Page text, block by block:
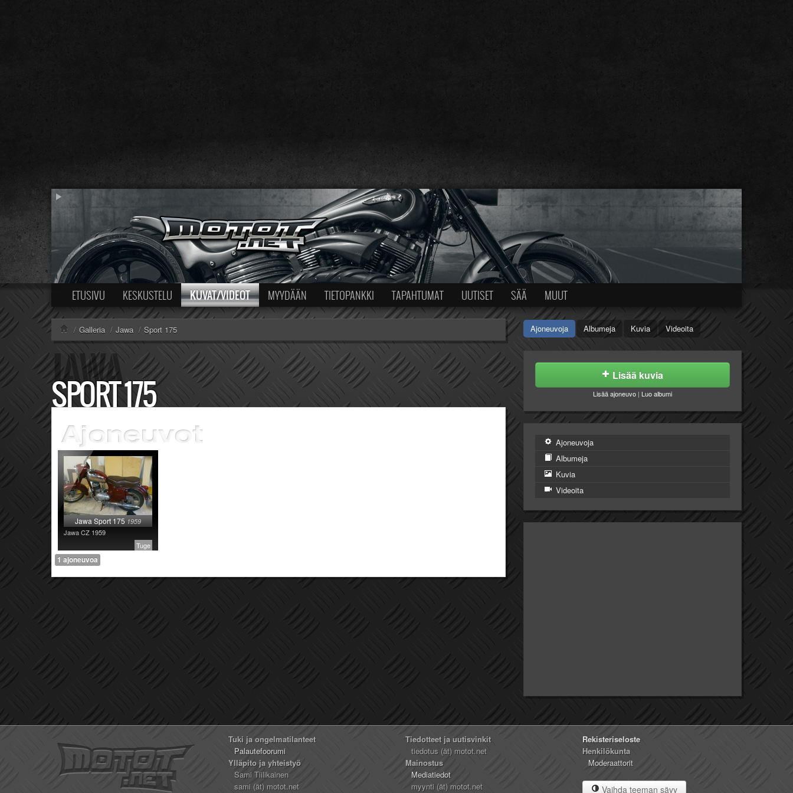
ETUSIVU KESKUSTELU KUVAT/VIDEOT MYYDÄÄN TIETOPANKKI TAPAHTUMAT UUTISET SÄÄ MUUT
/ Galleria / Jawa / Sport 175
SPORT 175
Jawa Sport 1751959
Jawa CZ 1959
Tuge
1 ajoneuvoa
Ajoneuvoja Albumeja Kuvia Videoita
Lisää kuvia
Lisää ajoneuvo | Luo albumi
Ajoneuvoja
Albumeja
Kuvia
Videoita
Tuki ja ongelmatilanteet
Palautefoorumi
Ylläpito ja yhteistyö
Sami Tiilikainen
sami (ät) motot.net
Tiedotteet ja uutisvinkit
tiedotus (ät) motot.net
Mainostus
Mediatiedot
myynti (ät) motot.net
Rekisteriseloste
Henkilökunta
Moderaattorit
Vaihda teeman sävy